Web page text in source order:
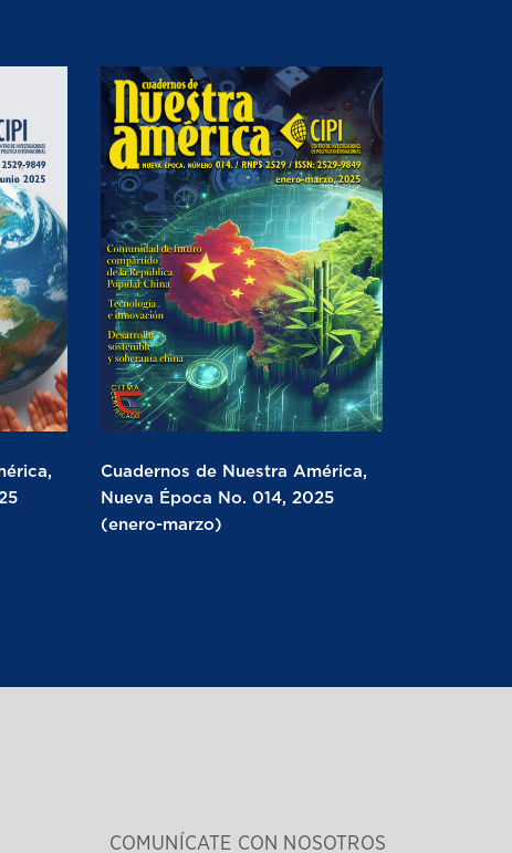
Cuadernos de Nuestra América,
Nueva Época No. 014, 2025
(enero-marzo)
COMUNÍCATE CON NOSOTROS